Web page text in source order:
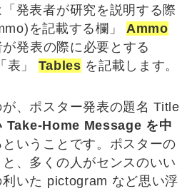
発表者が研究を説明する際
を記載する欄」 Ammo
発表の際に必要とする
表」 Tables を記載します。
、ポスター発表の題名 Title
Take-Home Message を中
ということです。ポスターの
と、多くの人がセンスのいい
いた pictogram など思い浮